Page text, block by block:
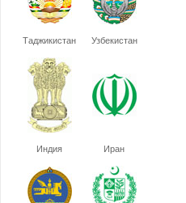
Таджикистан Узбекистан
Индия Иран